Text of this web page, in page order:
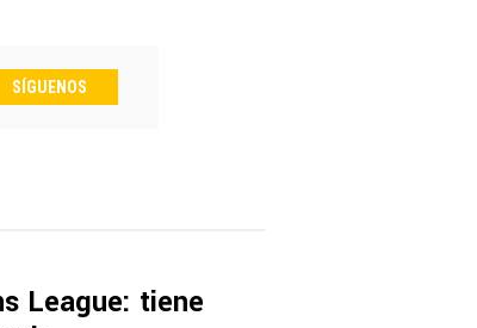
SÍGUENOS
League: tiene